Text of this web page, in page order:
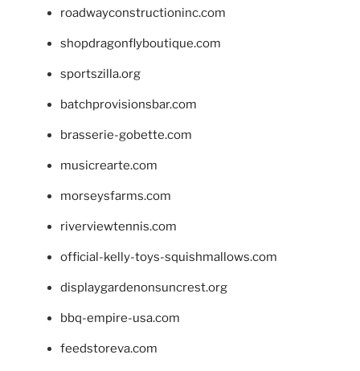
roadwayconstructioninc.com
shopdragonflyboutique.com
sportszilla.org
batchprovisionsbar.com
brasserie-gobette.com
musicrearte.com
morseysfarms.com
riverviewtennis.com
official-kelly-toys-squishmallows.com
displaygardenonsuncrest.org
bbq-empire-usa.com
feedstoreva.com